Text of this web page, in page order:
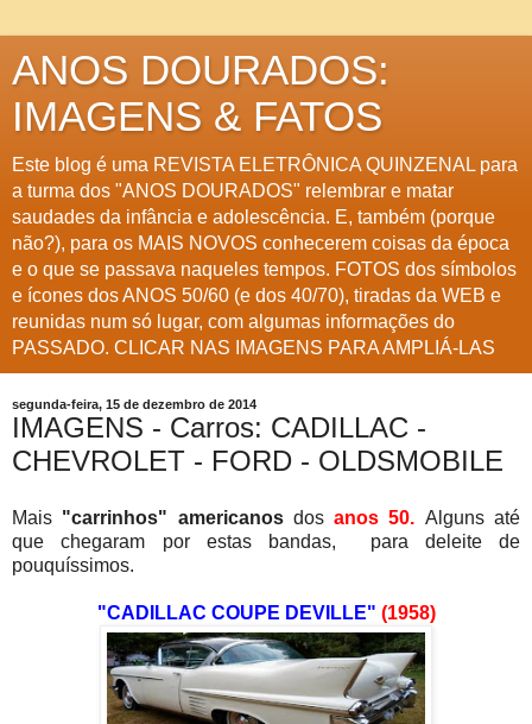
ANOS DOURADOS:
IMAGENS & FATOS
Este blog é uma REVISTA ELETRÔNICA QUINZENAL para
a turma dos "ANOS DOURADOS" relembrar e matar
saudades da infância e adolescência. E, também (porque
não?), para os MAIS NOVOS conhecerem coisas da época
e o que se passava naqueles tempos. FOTOS dos símbolos
e ícones dos ANOS 50/60 (e dos 40/70), tiradas da WEB e
reunidas num só lugar, com algumas informações do
PASSADO. CLICAR NAS IMAGENS PARA AMPLIÁ-LAS
segunda-feira, 15 de dezembro de 2014
IMAGENS - Carros: CADILLAC -
CHEVROLET - FORD - OLDSMOBILE
Mais "carrinhos" americanosdosanos 50. Alguns até
que chegaram por estas bandas, para deleite de
pouquíssimos.
"CADILLAC COUPE DEVILLE" (1958)